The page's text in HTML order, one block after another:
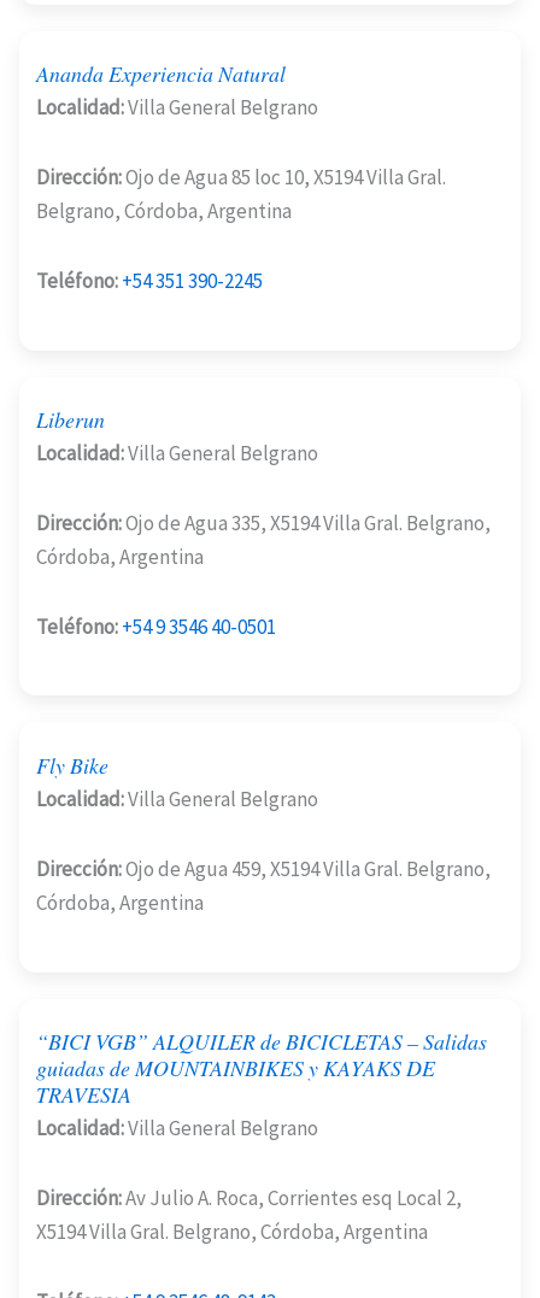
Ananda Experiencia Natural
Localidad:Villa General Belgrano
Dirección:Ojo de Agua 85 loc 10, X5194 Villa Gral.
Belgrano, Córdoba, Argentina
Teléfono:+54 351 390-2245
Liberun
Localidad:Villa General Belgrano
Dirección:Ojo de Agua 335, X5194 Villa Gral. Belgrano,
Córdoba, Argentina
Teléfono:+54 9 3546 40-0501
Fly Bike
Localidad:Villa General Belgrano
Dirección:Ojo de Agua 459, X5194 Villa Gral. Belgrano,
Córdoba, Argentina
“BICI VGB” ALQUILER de BICICLETAS – Salidas
guiadas de MOUNTAINBIKES y KAYAKS DE
TRAVESIA
Localidad:Villa General Belgrano
Dirección:Av Julio A. Roca, Corrientes esq Local 2,
X5194 Villa Gral. Belgrano, Córdoba, Argentina